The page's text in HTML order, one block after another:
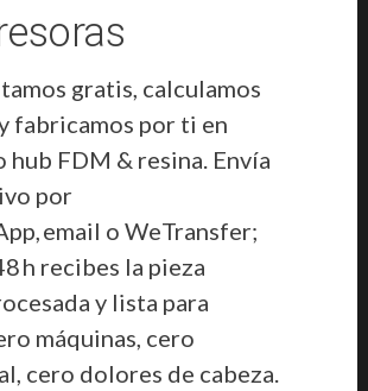
gratis, calculamos
fabricamos por ti en
hub FDM & resina. Envía
por
email o WeTransfer;
h recibes la pieza
y lista para
máquinas, cero
cero dolores de cabeza.